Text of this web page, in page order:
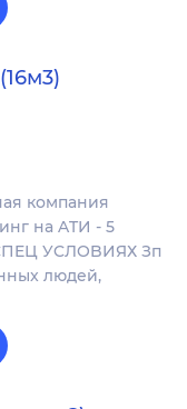
компания
нa ATИ - 5
УCЛOBИЯХ Зп
людeй,